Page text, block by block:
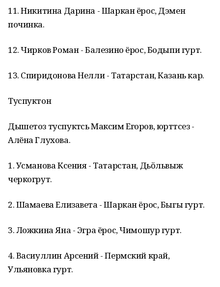
11. Никитина Дарина - Шаркан ёрос, Дэмен
починка.
12. Чирков Роман - Балезино ёрос, Бодыпи гурт.
13. Спиридонова Нелли - Татарстан, Казань кар.
Туспуктон
Дышетоз туспуктӥсь Максим Егоров, юрттӥсез -
Алёна Глухова.
1. Усманова Ксения - Татарстан, Дьӧльвыж
черкогрут.
2. Шамаева Елизавета - Шаркан ёрос, Быгы гурт.
3. Ложкина Яна - Эгра ёрос, Чимошур гурт.
4. Васиуллин Арсений - Пермский край,
Ульяновка гурт.